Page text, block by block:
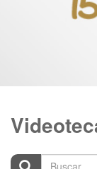
Buscar...